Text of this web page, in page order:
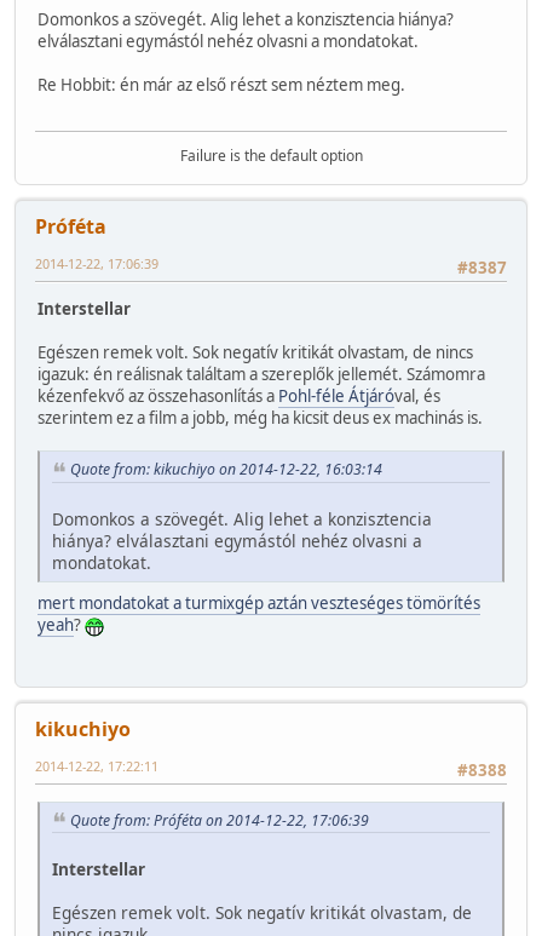
Domonkos a szövegét. Alig lehet a konzisztencia hiánya?
elválasztani egymástól nehéz olvasni a mondatokat.
Re Hobbit: én már az első részt sem néztem meg.
Failure is the default option
Próféta
#8387
2014-12-22, 17:06:39
Interstellar
Egészen remek volt. Sok negatív kritikát olvastam, de nincs
igazuk: én reálisnak találtam a szereplők jellemét. Számomra
kézenfekvő az összehasonlítás a Pohl-féle Átjáróval, és
szerintem ez a film a jobb, még ha kicsit deus ex machinás is.
Quote from: kikuchiyo on 2014-12-22, 16:03:14
Domonkos a szövegét. Alig lehet a konzisztencia
hiánya? elválasztani egymástól nehéz olvasni a
mondatokat.
mert mondatokat a turmixgép aztán veszteséges tömörítés
yeah?
kikuchiyo
#8388
2014-12-22, 17:22:11
Quote from: Próféta on 2014-12-22, 17:06:39
Interstellar
Egészen remek volt. Sok negatív kritikát olvastam, de